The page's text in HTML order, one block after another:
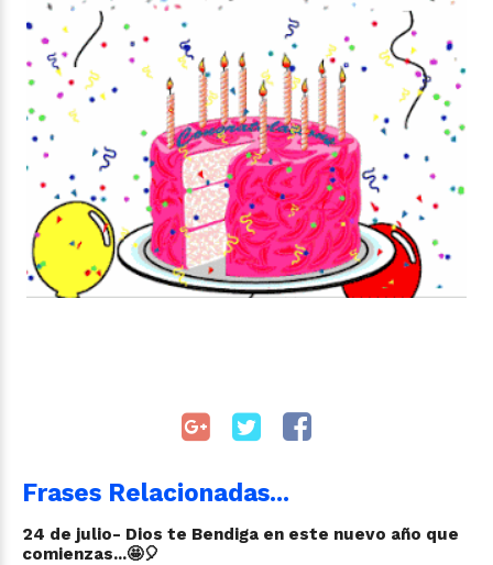
Frases Relacionadas...
24 de julio- Dios te Bendiga en este nuevo año que
comienzas...🤩🎈